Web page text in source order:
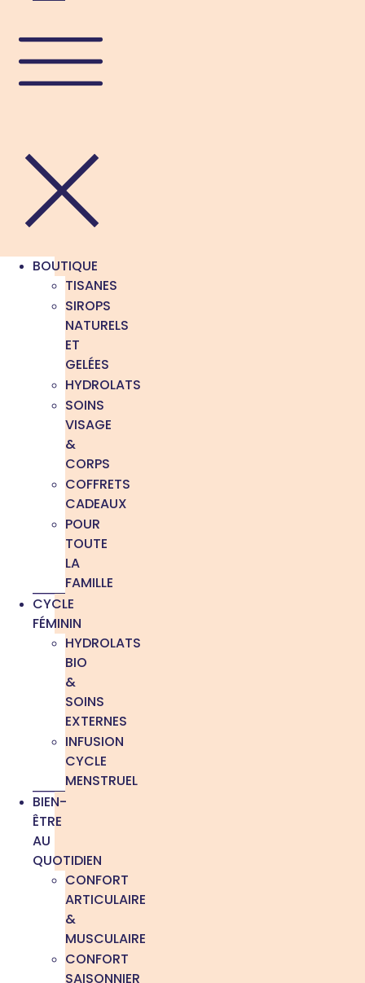
BOUTIQUE
TISANES
SIROPS
NATURELS
ET
GELÉES
HYDROLATS
SOINS
VISAGE
&
CORPS
COFFRETS
CADEAUX
POUR
TOUTE
LA
FAMILLE
CYCLE
FÉMININ
HYDROLATS
BIO
&
SOINS
EXTERNES
INFUSION
CYCLE
MENSTRUEL
BIEN-
ÊTRE
AU
QUOTIDIEN
CONFORT
ARTICULAIRE
&
MUSCULAIRE
CONFORT
SAISONNIER